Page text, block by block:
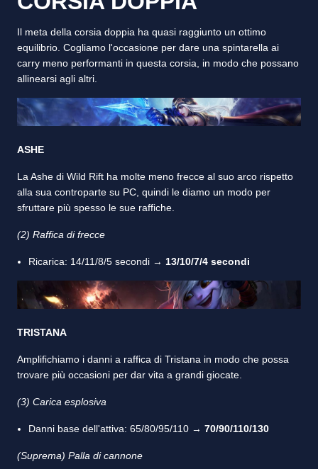
Il meta della corsia doppia ha quasi raggiunto un ottimo
equilibrio. Cogliamo l'occasione per dare una spintarella ai
carry meno performanti in questa corsia, in modo che possano
allinearsi agli altri.
ASHE
La Ashe di Wild Rift ha molte meno frecce al suo arco rispetto
alla sua controparte su PC, quindi le diamo un modo per
sfruttare più spesso le sue raffiche.
(2) Raffica di frecce
Ricarica: 14/11/8/5 secondi → 13/10/7/4 secondi
TRISTANA
Amplifichiamo i danni a raffica di Tristana in modo che possa
trovare più occasioni per dar vita a grandi giocate.
(3) Carica esplosiva
Danni base dell'attiva: 65/80/95/110 → 70/90/110/130
(Suprema) Palla di cannone